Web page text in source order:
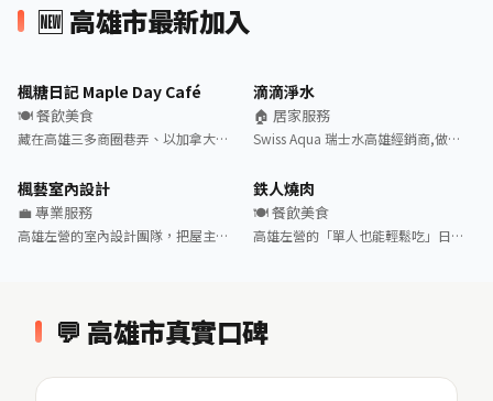
🆕 高雄市最新加入
楓糖日記 Maple Day Café
🍽️ 餐飲美食
藏在高雄三多商圈巷弄、以加拿大…
滴滴淨水
🏠 居家服務
Swiss Aqua 瑞士水高雄經銷商,做…
楓藝室內設計
💼 專業服務
高雄左營的室內設計團隊，把屋主…
鉄人燒肉
🍽️ 餐飲美食
高雄左營的「單人也能輕鬆吃」日…
💬 高雄市真實口碑